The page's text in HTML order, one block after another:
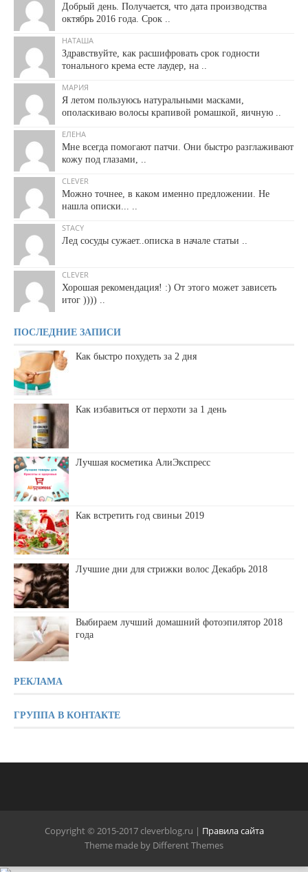
Добрый день. Получается, что дата производства
октябрь 2016 года. Срок ..
НАТАША
Здравствуйте, как расшифровать срок годности
тонального крема есте лаудер, на ..
МАРИЯ
Я летом пользуюсь натуральными масками,
ополаскиваю волосы крапивой ромашкой, яичную ..
ЕЛЕНА
Мне всегда помогают патчи. Они быстро разглаживают
кожу под глазами, ..
CLEVER
Можно точнее, в каком именно предложении. Не
нашла описки... ..
STACY
Лед сосуды сужает..описка в начале статьи ..
CLEVER
Хорошая рекомендация! :) От этого может зависеть
итог )))) ..
ПОСЛЕДНИЕ ЗАПИСИ
Как быстро похудеть за 2 дня
Как избавиться от перхоти за 1 день
Лучшая косметика АлиЭкспресс
Как встретить год свиньи 2019
Лучшие дни для стрижки волос Декабрь 2018
Выбираем лучший домашний фотоэпилятор 2018
года
РЕКЛАМА
ГРУППА В КОНТАКТЕ
Copyright © 2015-2017 cleverblog.ru | Правила сайта
Theme made by Different Themes